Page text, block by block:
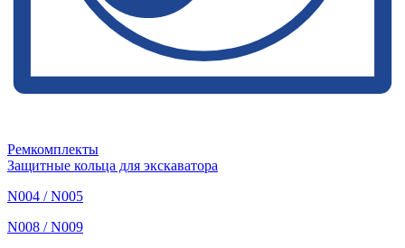
Ремкомплекты
Защитные кольца для экскаватора
N004 / N005
N008 / N009